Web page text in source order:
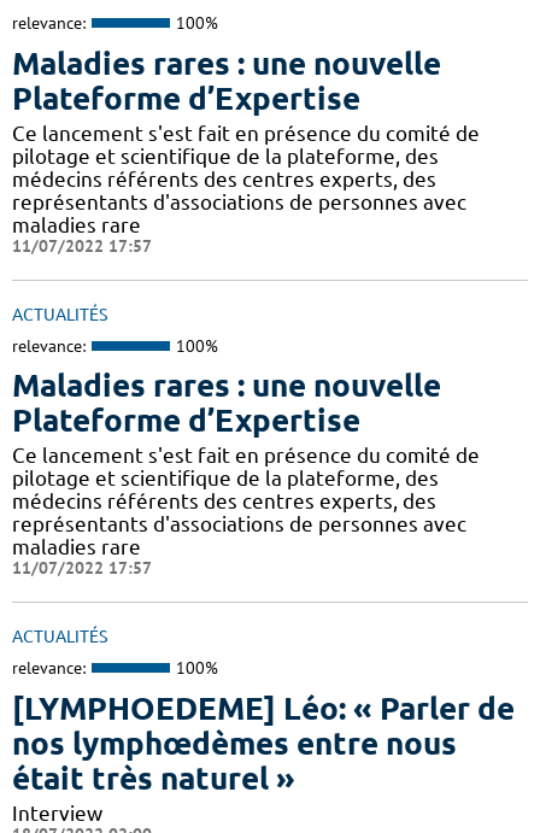
relevance: 100%
Maladies rares : une nouvelle
Plateforme d’Expertise
Ce lancement s'est fait en présence du comité de
pilotage et scientifique de la plateforme, des
médecins référents des centres experts, des
représentants d'associations de personnes avec
maladies rare
11/07/2022 17:57
ACTUALITÉS
relevance: 100%
Maladies rares : une nouvelle
Plateforme d’Expertise
Ce lancement s'est fait en présence du comité de
pilotage et scientifique de la plateforme, des
médecins référents des centres experts, des
représentants d'associations de personnes avec
maladies rare
11/07/2022 17:57
ACTUALITÉS
relevance: 100%
[LYMPHOEDEME] Léo: « Parler de
nos lymphœdèmes entre nous
était très naturel »
Interview